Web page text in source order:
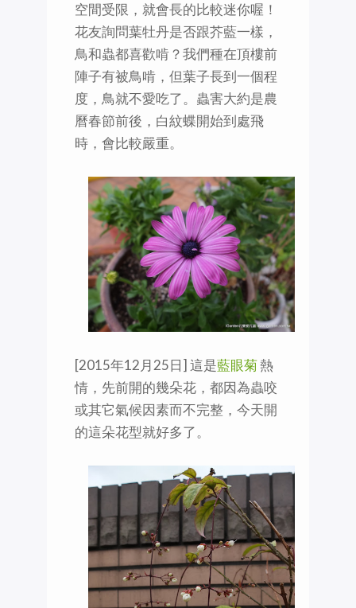
空間受限，就會長的比較迷你喔！
花友詢問葉牡丹是否跟芥藍一樣，
鳥和蟲都喜歡啃？我們種在頂樓前
陣子有被鳥啃，但葉子長到一個程
度，鳥就不愛吃了。蟲害大約是農
曆春節前後，白紋蝶開始到處飛
時，會比較嚴重。
[2015年12月25日] 這是藍眼菊熱
情，先前開的幾朵花，都因為蟲咬
或其它氣候因素而不完整，今天開
的這朵花型就好多了。